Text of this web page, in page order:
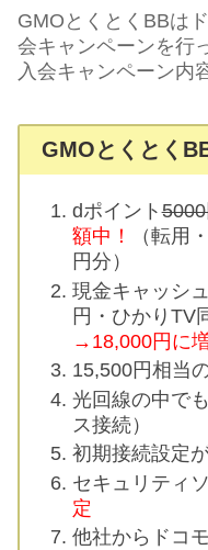
GMOとくとくBBは
会キャンペーンを行
入会キャンペーン内
GMOとくとく
dポイント
額中！
（転用
円分）
現金キャッシ
円・ひかりTV
→18,000円に
15,500円相当
光回線の中で
ス接続）
初期接続設定
セキュリティ
定
他社からドコ